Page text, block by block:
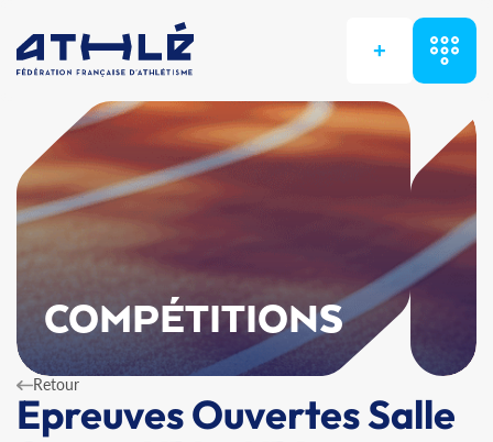
+
COMPÉTITIONS
Retour
Epreuves Ouvertes Salle